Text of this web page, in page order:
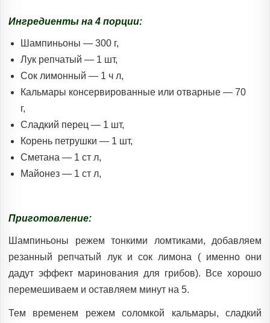
Ингредиенты на 4 порции:
Шампиньоны — 300 г,
Лук репчатый — 1 шт,
Сок лимонный — 1 ч л,
Кальмары консервированные или отварные — 70
г,
Сладкий перец — 1 шт,
Корень петрушки — 1 шт,
Сметана — 1 ст л,
Майонез — 1 ст л,
Приготовление:
Шампиньоны режем тонкими ломтиками, добавляем
резанный репчатый лук и сок лимона ( именно они
дадут эффект маринования для грибов). Все хорошо
перемешиваем и оставляем минут на 5.
Тем временем режем соломкой кальмары, сладкий